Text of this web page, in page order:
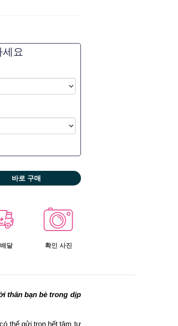
요
바로 구매
달 확인 사진
thân bạn bè trong dịp
thể gửi trọn hết tâm tư